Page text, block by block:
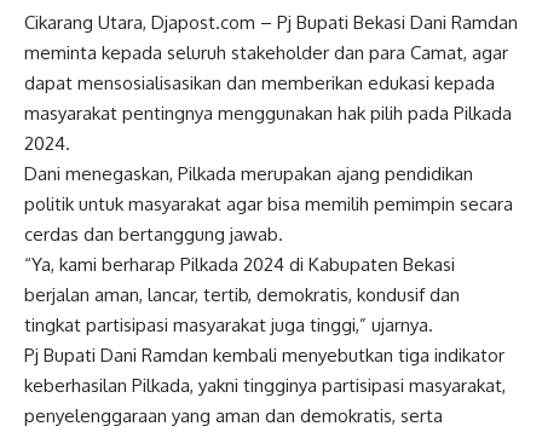
Cikarang Utara, Djapost.com – Pj Bupati Bekasi Dani Ramdan
meminta kepada seluruh stakeholder dan para Camat, agar
dapat mensosialisasikan dan memberikan edukasi kepada
masyarakat pentingnya menggunakan hak pilih pada Pilkada
2024.
Dani menegaskan, Pilkada merupakan ajang pendidikan
politik untuk masyarakat agar bisa memilih pemimpin secara
cerdas dan bertanggung jawab.
“Ya, kami berharap Pilkada 2024 di Kabupaten Bekasi
berjalan aman, lancar, tertib, demokratis, kondusif dan
tingkat partisipasi masyarakat juga tinggi,” ujarnya.
Pj Bupati Dani Ramdan kembali menyebutkan tiga indikator
keberhasilan Pilkada, yakni tingginya partisipasi masyarakat,
penyelenggaraan yang aman dan demokratis, serta